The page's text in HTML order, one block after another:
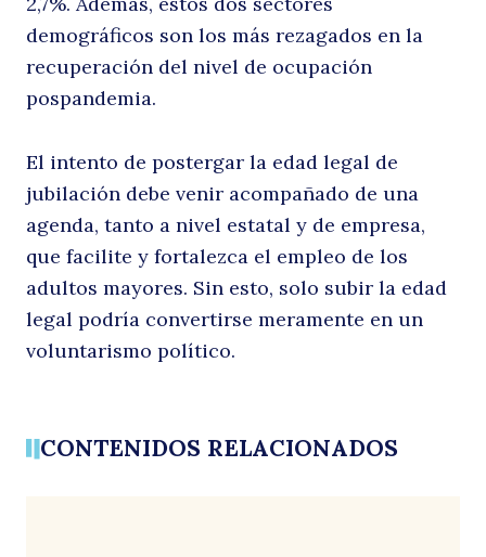
demográficos son los más rezagados en la
recuperación del nivel de ocupación
pospandemia.
El intento de postergar la edad legal de
jubilación debe venir acompañado de una
agenda, tanto a nivel estatal y de empresa,
que facilite y fortalezca el empleo de los
adultos mayores. Sin esto, solo subir la edad
legal podría convertirse meramente en un
voluntarismo político.
CONTENIDOS RELACIONADOS